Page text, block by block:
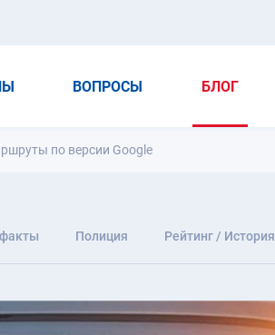
ВОПРОСЫ БЛОГ
по версии Google
Полиция Рейтинг / История